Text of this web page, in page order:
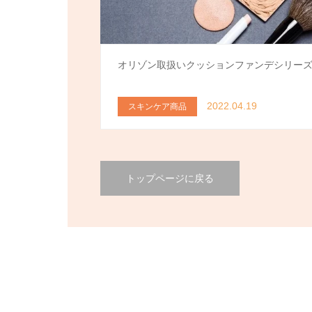
オリゾン取扱いクッションファンデシリーズ
スキンケア商品 2022.04.19
トップページに戻る